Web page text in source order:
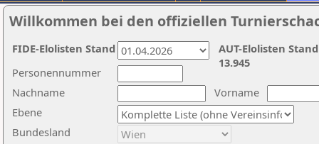
Willkommen bei den offiziellen
Nachname
Vorname
Ebene
Personennummer
Bundesland
AUT-Elolisten
13.945
FIDE-Elolisten Stand